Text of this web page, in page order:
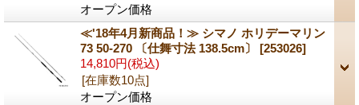
オープン価格
≪'18年4月新商品！≫ シマノ ホリデーマリン
73 50-270 〔仕舞寸法 138.5cm〕 [253026]
14,810円(税込)
[在庫数10点]
オープン価格